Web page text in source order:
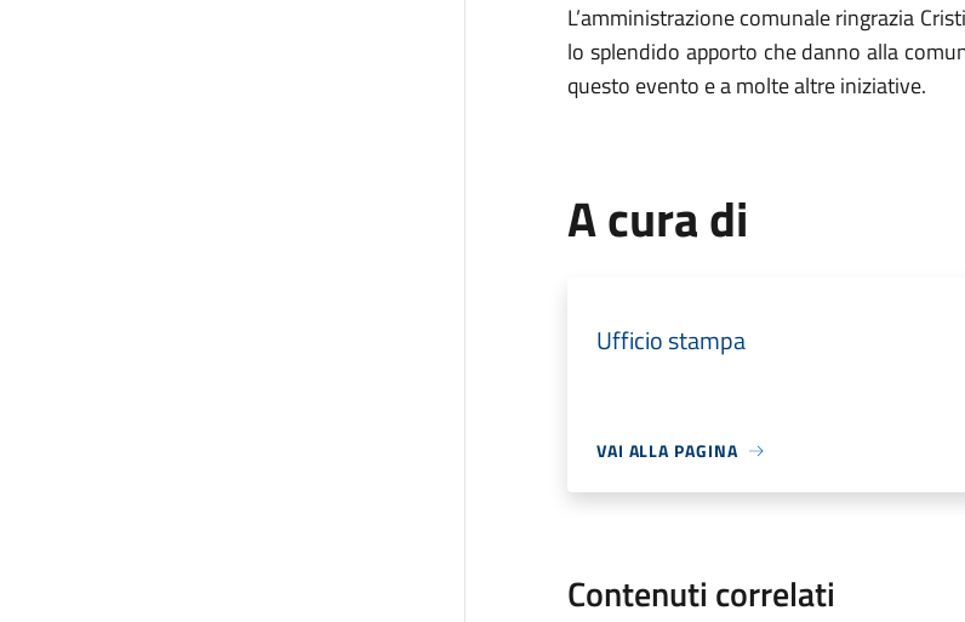
L’amministrazione comunale ringrazia
lo splendido apporto che danno alla
questo evento e a molte altre iniziative.
A cura di
Ufficio stampa
VAI ALLA PAGINA
Contenuti correlati